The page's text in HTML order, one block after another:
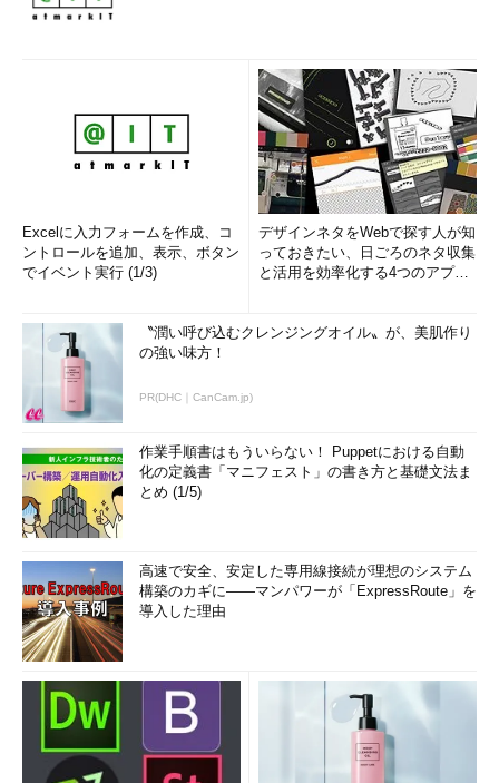
Excelに入力フォームを作成、コ
ントロールを追加、表示、ボタン
でイベント実行 (1/3)
デザインネタをWebで探す人が知
っておきたい、日ごろのネタ収集
と活用を効率化する4つのアプリ
〝潤い呼び込むクレンジングオイル〟が、美肌作り
の強い味方！
PR(DHC｜CanCam.jp)
作業手順書はもういらない！ Puppetにおける自動
化の定義書「マニフェスト」の書き方と基礎文法ま
とめ (1/5)
高速で安全、安定した専用線接続が理想のシステム
構築のカギに――マンパワーが「ExpressRoute」を
導入した理由